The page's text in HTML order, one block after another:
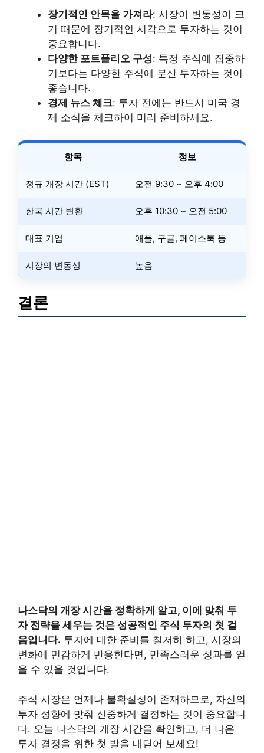
장기적인 안목을 가져라: 시장이 변동성이 크
기 때문에 장기적인 시각으로 투자하는 것이
중요합니다.
다양한 포트폴리오 구성: 특정 주식에 집중하
기보다는 다양한 주식에 분산 투자하는 것이
좋습니다.
경제 뉴스 체크: 투자 전에는 반드시 미국 경
제 소식을 체크하여 미리 준비하세요.
항목 정보
정규 개장 시간 (EST) 오전 9:30 ~ 오후 4:00
한국 시간 변환 오후 10:30 ~ 오전 5:00
대표 기업 애플, 구글, 페이스북 등
시장의 변동성 높음
결론
나스닥의 개장 시간을 정확하게 알고, 이에 맞춰 투
자 전략을 세우는 것은 성공적인 주식 투자의 첫 걸
음입니다. 투자에 대한 준비를 철저히 하고, 시장의
변화에 민감하게 반응한다면, 만족스러운 성과를 얻
을 수 있을 것입니다.
주식 시장은 언제나 불확실성이 존재하므로, 자신의
투자 성향에 맞춰 신중하게 결정하는 것이 중요합니
다. 오늘 나스닥의 개장 시간을 확인하고, 더 나은
투자 결정을 위한 첫 발을 내딛어 보세요!